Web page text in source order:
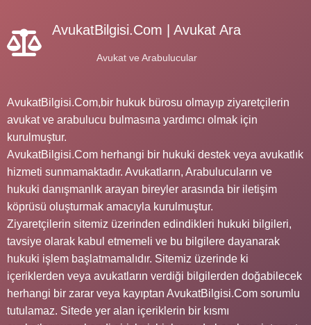
AvukatBilgisi.Com | Avukat Ara
Avukat ve Arabulucular
AvukatBilgisi.Com,bir hukuk bürosu olmayıp ziyaretçilerin
avukat ve arabulucu bulmasına yardımcı olmak için
kurulmuştur.
AvukatBilgisi.Com herhangi bir hukuki destek veya avukatlık
hizmeti sunmamaktadır. Avukatların, Arabulucuların ve
hukuki danışmanlık arayan bireyler arasında bir iletişim
köprüsü oluşturmak amacıyla kurulmuştur.
Ziyaretçilerin sitemiz üzerinden edindikleri hukuki bilgileri,
tavsiye olarak kabul etmemeli ve bu bilgilere dayanarak
hukuki işlem başlatmamalıdır. Sitemiz üzerinde ki
içeriklerden veya avukatların verdiği bilgilerden doğabilecek
herhangi bir zarar veya kayıptan AvukatBilgisi.Com sorumlu
tutulamaz. Sitede yer alan içeriklerin bir kısmı